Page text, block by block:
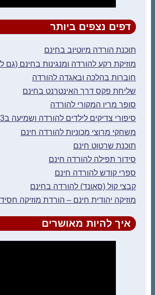
דפים נצפים ביותר
תוכנת הורדה מיוטיוב בחינם
מוזיקת רקע להורדה ומנגינות בחינם
חוברות בהלכה ובאגדה להורדה
שליחת פקס דרך האינטרנט בחינם
סופר מריו המקורי להורדה
סיפורי צדיקים לילדים להורדה ושמיעה בmp3
משחקי מרוצי מכוניות להורדה חינם
תוכנת שרטוט חינם
סידור תפילה להורדה חינם
ספרי קודש להורדה חינם
קבצי קול (סאונד) להורדה בחינם
מוזיקה יהודית חינם – הורדת מוזיקה
איך להיות מאושרים